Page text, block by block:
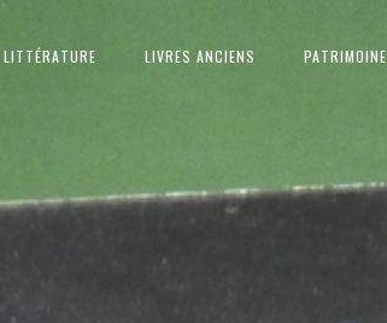
LITTÉRATURE LIVRES ANCIENS PATRIMOINE